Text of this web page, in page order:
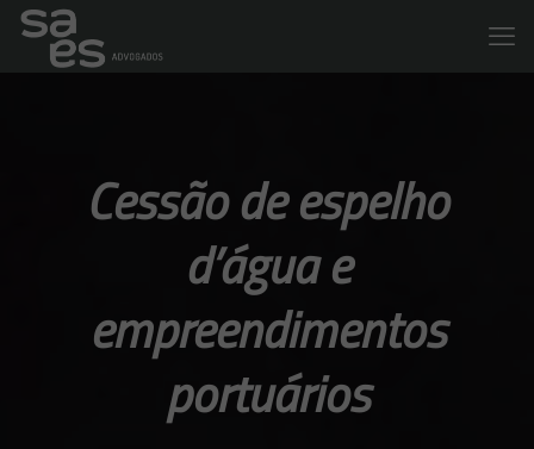
Cessão de espelho
d’água e
empreendimentos
portuários